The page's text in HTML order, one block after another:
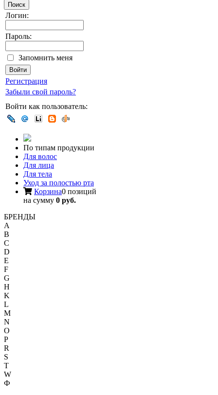
Поиск
Логин:
Пароль:
Запомнить меня
Регистрация
Забыли свой пароль?
Войти как пользователь:
По типам продукции
Для волос
Для лица
Для тела
Уход за полостью рта
Корзина0 позиций
на сумму 0 руб.
БРЕНДЫ
A
B
C
D
E
F
G
H
K
L
M
N
O
P
R
S
T
W
Ф